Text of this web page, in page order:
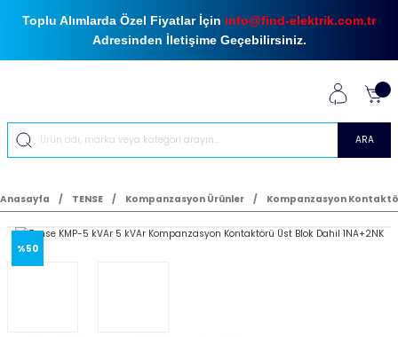
Toplu Alımlarda Özel Fiyatlar İçin info@find-elektrik.com.tr
Adresinden İletişime Geçebilirsiniz.
ARA
Anasayfa TENSE Kompanzasyon Ürünler Kompanzasyon
%50